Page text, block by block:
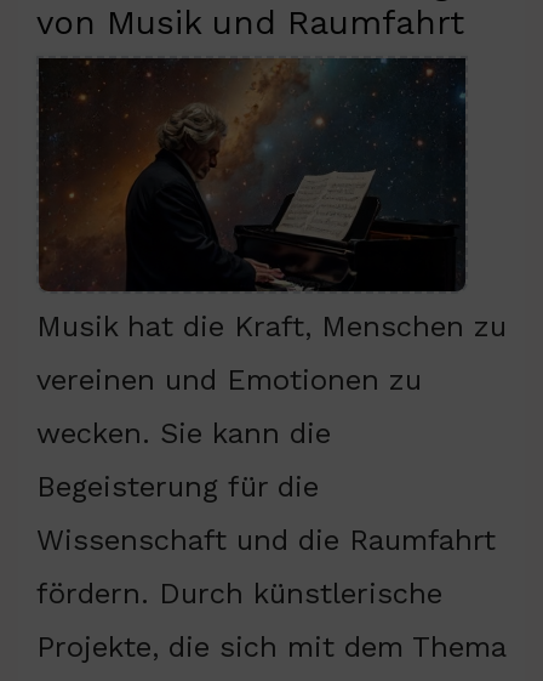
von Musik und Raumfahrt
Musik hat die Kraft, Menschen zu
vereinen und Emotionen zu
wecken. Sie kann die
Begeisterung für die
Wissenschaft und die Raumfahrt
fördern. Durch künstlerische
Projekte, die sich mit dem Thema